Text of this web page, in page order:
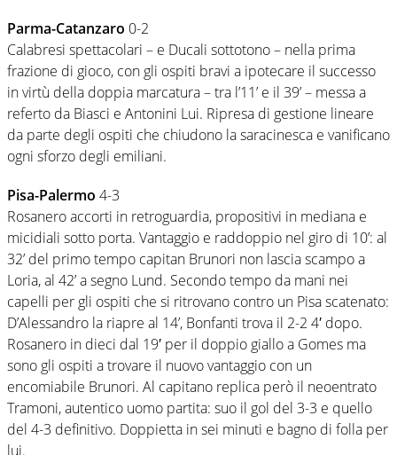
Parma-Catanzaro 0-2
Calabresi spettacolari – e Ducali sottotono – nella prima
frazione di gioco, con gli ospiti bravi a ipotecare il successo
in virtù della doppia marcatura – tra l’11’ e il 39’ – messa a
referto da Biasci e Antonini Lui. Ripresa di gestione lineare
da parte degli ospiti che chiudono la saracinesca e vanificano
ogni sforzo degli emiliani.
Pisa-Palermo 4-3
Rosanero accorti in retroguardia, propositivi in mediana e
micidiali sotto porta. Vantaggio e raddoppio nel giro di 10’: al
32’ del primo tempo capitan Brunori non lascia scampo a
Loria, al 42’ a segno Lund. Secondo tempo da mani nei
capelli per gli ospiti che si ritrovano contro un Pisa scatenato:
D’Alessandro la riapre al 14’, Bonfanti trova il 2-2 4′ dopo.
Rosanero in dieci dal 19′ per il doppio giallo a Gomes ma
sono gli ospiti a trovare il nuovo vantaggio con un
encomiabile Brunori. Al capitano replica però il neoentrato
Tramoni, autentico uomo partita: suo il gol del 3-3 e quello
del 4-3 definitivo. Doppietta in sei minuti e bagno di folla per
lui.